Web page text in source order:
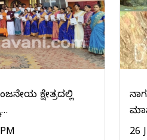
ಕ್ಷೇತ್ರದಲ್ಲಿ
26